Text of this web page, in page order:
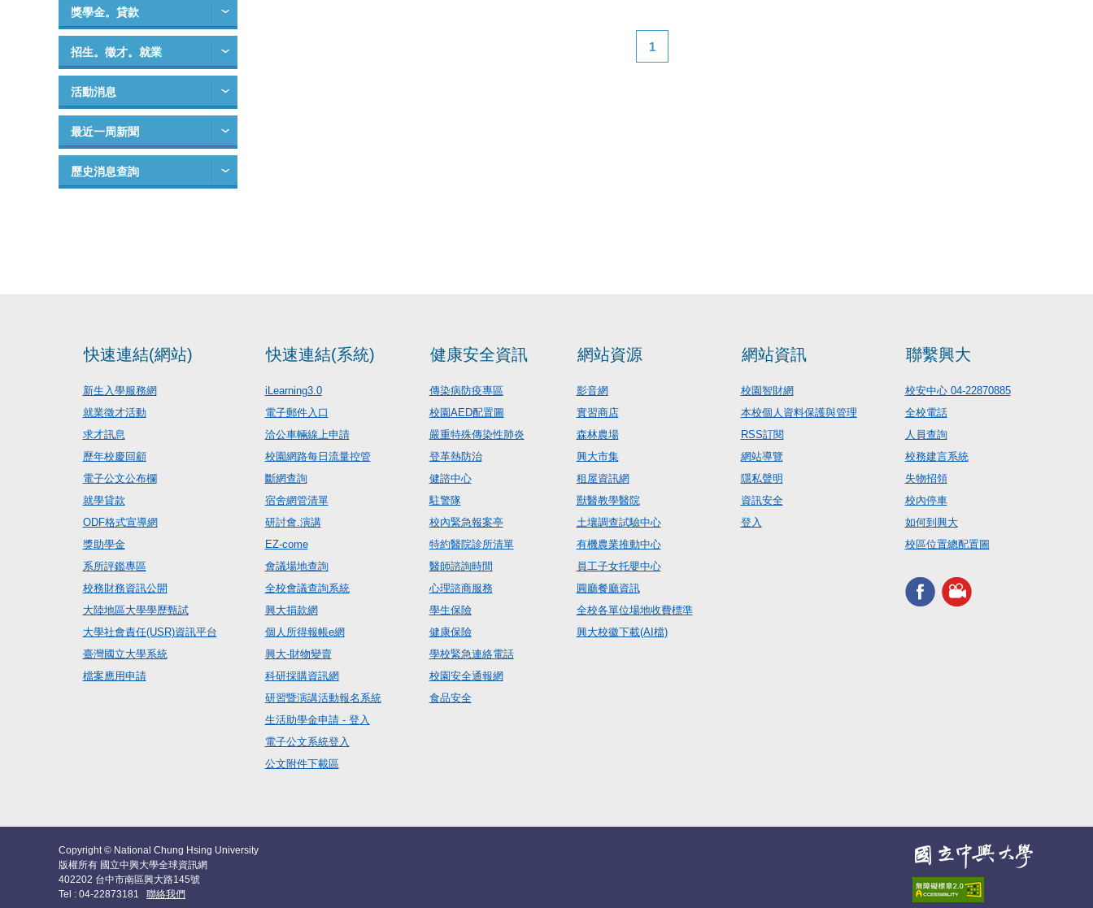
獎學金。貸款
招生。徵才。就業
活動消息
最近一周新聞
歷史消息查詢
1
快速連結(網站)
新生入學服務網
就業徵才活動
求才訊息
歷年校慶回顧
電子公文公布欄
就學貸款
ODF格式宣導網
獎助學金
系所評鑑專區
校務財務資訊公開
大陸地區大學學歷甄試
大學社會責任(USR)資訊平台
臺灣國立大學系統
檔案應用申請
快速連結(系統)
iLearning3.0
電子郵件入口
洽公車輛線上申請
校園網路每日流量控管
斷網查詢
宿舍網管清單
研討會.演講
EZ-come
會議場地查詢
全校會議查詢系統
興大捐款網
個人所得報帳e網
興大-財物變賣
科研採購資訊網
研習暨演講活動報名系統
生活助學金申請 - 登入
電子公文系統登入
公文附件下載區
健康安全資訊
傳染病防疫專區
校園AED配置圖
嚴重特殊傳染性肺炎
登革熱防治
健諮中心
駐警隊
校內緊急報案亭
特約醫院診所清單
醫師諮詢時間
心理諮商服務
學生保險
健康保險
學校緊急連絡電話
校園安全通報網
食品安全
網站資源
影音網
實習商店
森林農場
興大市集
租屋資訊網
獸醫教學醫院
土壤調查試驗中心
有機農業推動中心
員工子女托嬰中心
圓廳餐廳資訊
全校各單位場地收費標準
興大校徽下載(AI檔)
網站資訊
校園智財網
本校個人資料保護與管理
RSS訂閱
網站導覽
隱私聲明
資訊安全
登入
聯繫興大
校安中心 04-22870885
全校電話
人員查詢
校務建言系統
失物招領
校內停車
如何到興大
校區位置總配置圖
Copyright © National Chung Hsing University
版權所有 國立中興大學全球資訊網
402202 台中市南區興大路145號
Tel : 04-22873181 聯絡我們